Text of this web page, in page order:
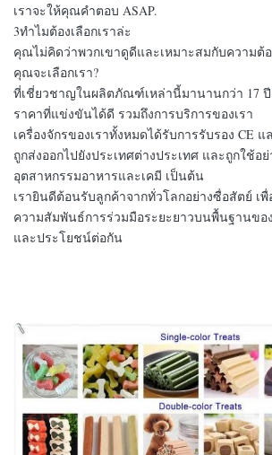
เราจะให้คุณคําตอบ ASAP.
3ทําไมต้องเลือกเราล่ะ
คุณไม่คิดว่าพวกเขาดูดีและเหมาะสมกับความต้
คุณจะเลือกเรา?
ที่เชี่ยวชาญในผลิตภัณฑ์เหล่านี้มานานกว่า 17
ราคาที่แข่งขันได้ดี รวมถึงการบริการของเรา
เครื่องจักรของเราทั้งหมดได้รับการรับรอง CE แ
ถูกส่งออกไปยังประเทศต่างประเทศ และถูกใช้อ
อุตสาหกรรมอาหารและเคมี เป็นต้น
เรายินดีต้อนรับลูกค้าจากทั่วโลกอย่างซื่อสัตย์ เ
ความสัมพันธ์การร่วมมือระยะยาวบนพื้นฐานขอ
และประโยชน์ต่อกัน